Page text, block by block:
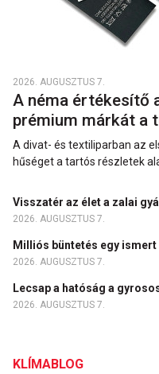
2026. AUGUSZTUS 7.
A néma értékesítő
prémium márkát a
A divat- és textiliparban az
hűséget a tartós részletek
Visszatér az élet a zalai
2026. AUGUSZTUS 7.
Milliós büntetés egy
2026. AUGUSZTUS 7.
Lecsap a hatóság a
2026. AUGUSZTUS 7.
KLÍMABLOG